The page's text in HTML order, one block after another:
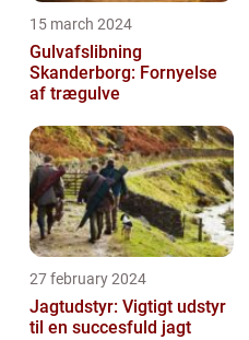
15 march 2024
Gulvafslibning
Skanderborg: Fornyelse
af trægulve
27 february 2024
Jagtudstyr: Vigtigt udstyr
til en succesfuld jagt